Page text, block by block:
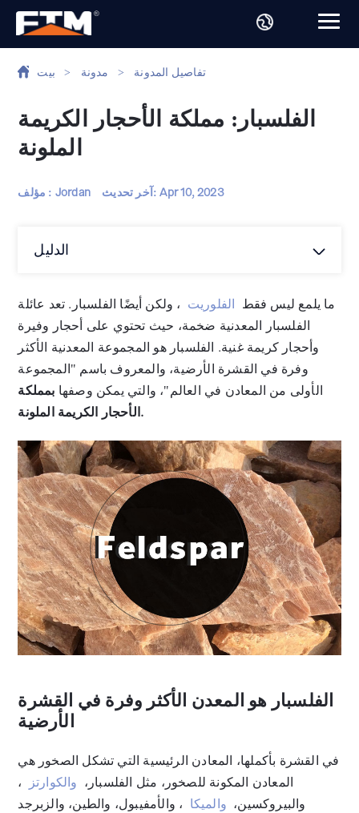
بيت > مدونة > تفاصيل المدونة
الفلسبار: مملكة الأحجار الكريمة
الملونة
مؤلف : Jordan آخر تحديث:Apr 10, 2023
الدليل
ما يلمع ليس فقط الفلوريت ، ولكن أيضًا الفلسبار. تعد عائلة
الفلسبار المعدنية ضخمة، حيث تحتوي على أحجار وفيرة
وأحجار كريمة غنية. الفلسبار هو المجموعة المعدنية الأكثر
وفرة في القشرة الأرضية، والمعروف باسم "المجموعة
الأولى من المعادن في العالم"، والتي يمكن وصفها بمملكة
الأحجار الكريمة الملونة.
الفلسبار هو المعدن الأكثر وفرة في القشرة
الأرضية
في القشرة بأكملها، المعادن الرئيسية التي تشكل الصخور هي
المعادن المكونة للصخور، مثل الفلسبار، والكوارتز
،
والبيروكسين، والميكا ، والأمفيبول، والطين، والزبرجد